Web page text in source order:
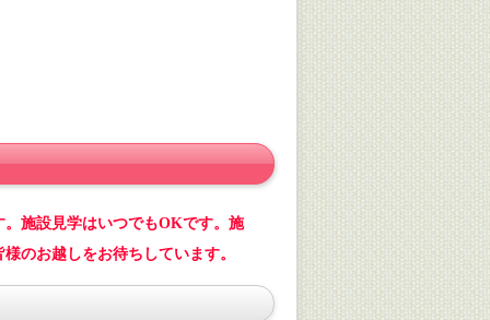
施設見学はいつでもOKです。施
のお越しをお待ちしています。